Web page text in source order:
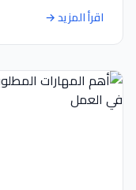
اقرأ المزيد→